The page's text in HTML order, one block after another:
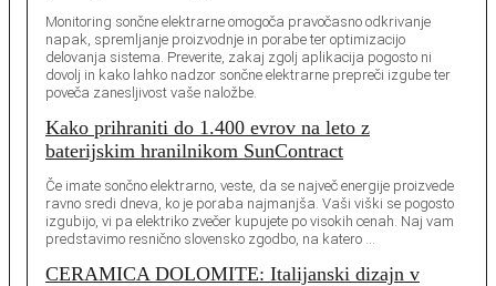
Monitoring sončne elektrarne omogoča pravočasno odkrivanje
napak, spremljanje proizvodnje in porabe ter optimizacijo
delovanja sistema. Preverite, zakaj zgolj aplikacija pogosto ni
dovolj in kako lahko nadzor sončne elektrarne prepreči izgube ter
poveča zanesljivost vaše naložbe.
Kako prihraniti do 1.400 evrov na leto z
baterijskim hranilnikom SunContract
Če imate sončno elektrarno, veste, da se največ energije proizvede
ravno sredi dneva, ko je poraba najmanjša. Vaši viški se pogosto
izgubijo, vi pa elektriko zvečer kupujete po visokih cenah. Naj vam
predstavimo resnično slovensko zgodbo, na katero …
CERAMICA DOLOMITE: Italijanski dizajn v